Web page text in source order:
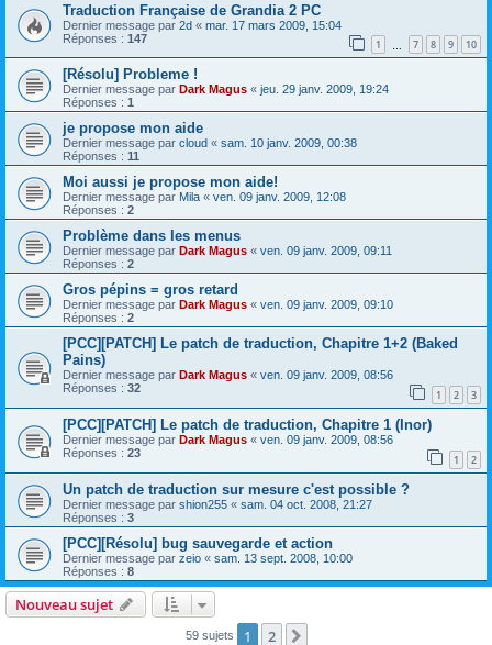
Traduction Française de Grandia 2 PC
Dernier message par 2d « mar. 17 mars 2009, 15:04
Réponses : 147 1 7 8 9 10
[Résolu] Probleme !
Dernier message par Dark Magus « jeu. 29 janv. 2009, 19:24
Réponses : 1
je propose mon aide
Dernier message par cloud « sam. 10 janv. 2009, 00:38
Réponses : 11
Moi aussi je propose mon aide!
Dernier message par Mila « ven. 09 janv. 2009, 12:08
Réponses : 2
Problème dans les menus
Dernier message par Dark Magus « ven. 09 janv. 2009, 09:11
Réponses : 2
Gros pépins = gros retard
Dernier message par Dark Magus « ven. 09 janv. 2009, 09:10
Réponses : 2
[PCC][PATCH] Le patch de traduction, Chapitre 1+2 (Baked
Pains)
Dernier message par Dark Magus « ven. 09 janv. 2009, 08:56
Réponses : 32 1 2 3
[PCC][PATCH] Le patch de traduction, Chapitre 1 (Inor)
Dernier message par Dark Magus « ven. 09 janv. 2009, 08:56
Réponses : 23 1 2
Un patch de traduction sur mesure c'est possible ?
Dernier message par shion255 « sam. 04 oct. 2008, 21:27
Réponses : 3
[PCC][Résolu] bug sauvegarde et action
Dernier message par zeio « sam. 13 sept. 2008, 10:00
Réponses : 8
Nouveau sujet
59 sujets 1 2